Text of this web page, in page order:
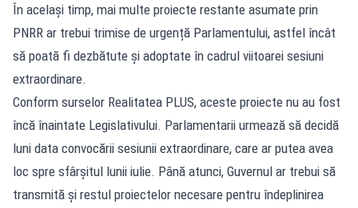
În același timp, mai multe proiecte restante asumate prin
PNRR ar trebui trimise de urgență Parlamentului, astfel încât
să poată fi dezbătute și adoptate în cadrul viitoarei sesiuni
extraordinare.
Conform surselor Realitatea PLUS, aceste proiecte nu au fost
încă înaintate Legislativului. Parlamentarii urmează să decidă
luni data convocării sesiunii extraordinare, care ar putea avea
loc spre sfârșitul lunii iulie. Până atunci, Guvernul ar trebui să
transmită și restul proiectelor necesare pentru îndeplinirea